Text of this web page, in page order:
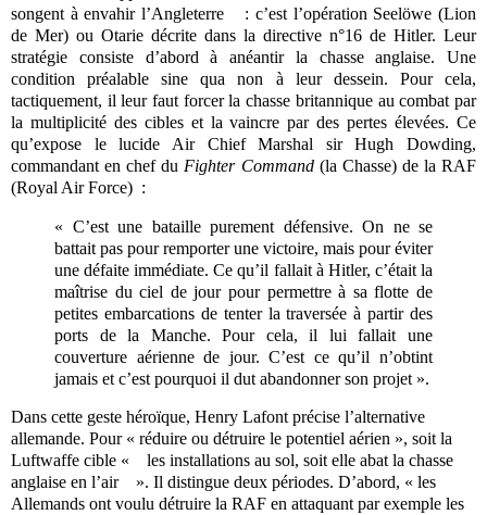
songent à envahir l’Angleterre : c’est l’opération Seelöwe (Lion
de Mer) ou Otarie décrite dans la directive n°16 de Hitler. Leur
stratégie consiste d’abord à anéantir la chasse anglaise. Une
condition préalable sine qua non à leur dessein. Pour cela,
tactiquement, il leur faut forcer la chasse britannique au combat par
la multiplicité des cibles et la vaincre par des pertes élevées. Ce
qu’expose le lucide Air Chief Marshal sir Hugh Dowding,
commandant en chef du Fighter Command(la Chasse) de la RAF
(Royal Air Force) :
« C’est une bataille purement défensive. On ne se
battait pas pour remporter une victoire, mais pour éviter
une défaite immédiate. Ce qu’il fallait à Hitler, c’était la
maîtrise du ciel de jour pour permettre à sa flotte de
petites embarcations de tenter la traversée à partir des
ports de la Manche. Pour cela, il lui fallait une
couverture aérienne de jour. C’est ce qu’il n’obtint
jamais et c’est pourquoi il dut abandonner son projet ».
Dans cette geste héroïque, Henry Lafont précise l’alternative
allemande. Pour « réduire ou détruire le potentiel aérien », soit la
Luftwaffe cible « les installations au sol, soit elle abat la chasse
anglaise en l’air ». Il distingue deux périodes. D’abord, « les
Allemands ont voulu détruire la RAF en attaquant par exemple les